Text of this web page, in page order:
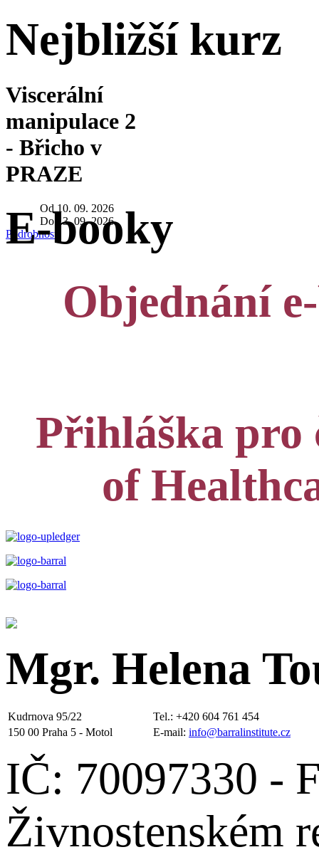
Nejbližší kurz
Viscerální
manipulace 2
- Břicho v
PRAZE
Od 10. 09. 2026
Do 13. 09. 2026
Podrobnosti
E-booky
Objednání
Přihláška pro
of
Mgr. Helena
Kudrnova 95/22
Tel.: +420 604 761 454
150 00 Praha 5 - Motol
E-mail: info@barralinstitute.cz
IČ: 70097330 -
Živnostenském